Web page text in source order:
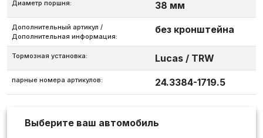
Диаметр поршня: 38 мм
Дополнительный артикул /
Дополнительная информация:
без кронштейна
Тормозная установка: Lucas / TRW
парные номера артикулов: 24.3384-1719.5
Выберите ваш автомобиль